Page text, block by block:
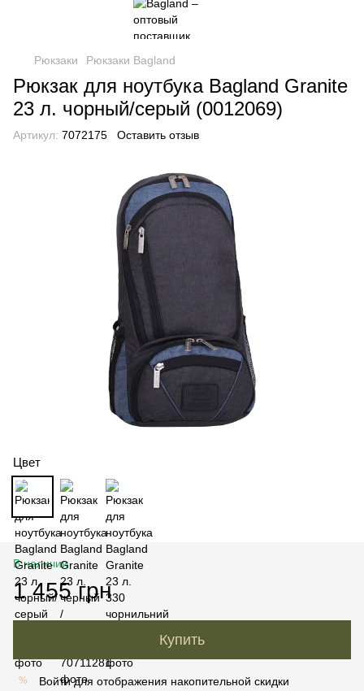
Рюкзаки Рюкзаки Bagland
Рюкзак для ноутбука Bagland Granite
23 л. чорный/серый (0012069)
Артикул: 7072175 Оставить отзыв
Цвет
В наличии
1 455 грн
Купить
% Войтидля отображения накопительной скидки